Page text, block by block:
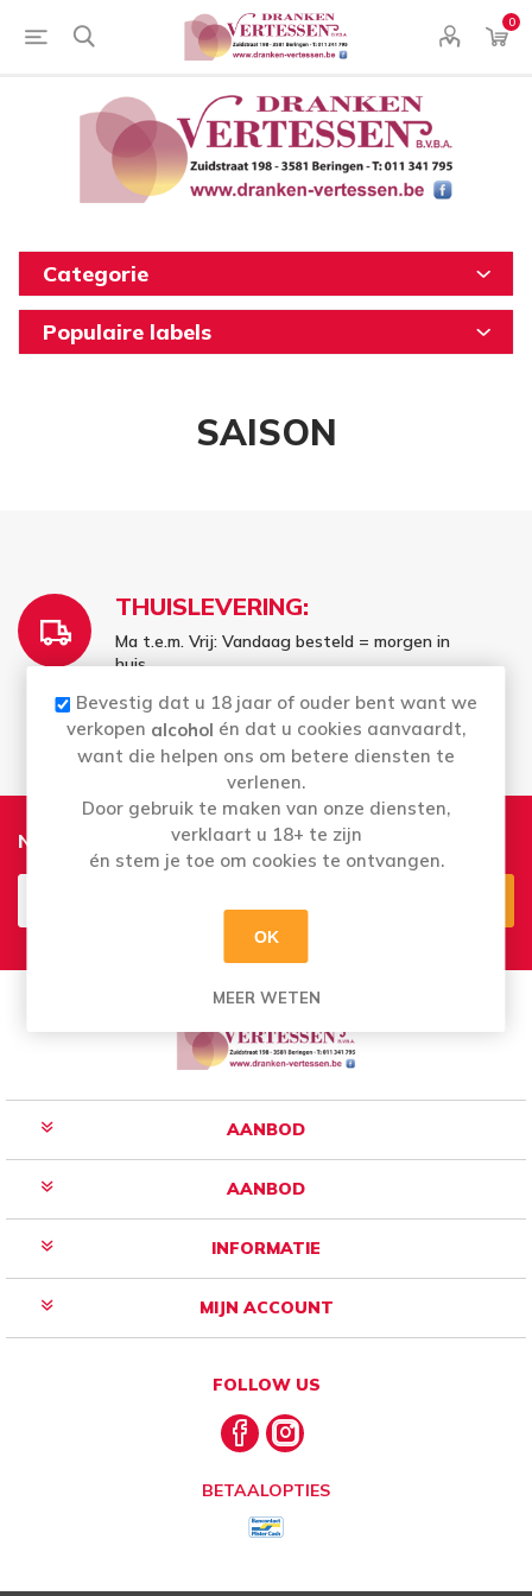
0
Categorie
Populaire labels
SAISON
THUISLEVERING:
Ma t.e.m. Vrij: Vandaag besteld = morgen in
huis
maandag geleverd
Nieuwsbrief
Opzeggen
AANBOD
AANBOD
INFORMATIE
MIJN ACCOUNT
FOLLOW US
BETAALOPTIES
Bevestig dat u 18 jaar of ouder bent want we
verkopen alcohol én dat u cookies aanvaardt,
want die helpen ons om betere diensten te
verlenen.
Door gebruik te maken van onze diensten,
verklaart u 18+ te zijn
én stem je toe om cookies te ontvangen.
OK
MEER WETEN